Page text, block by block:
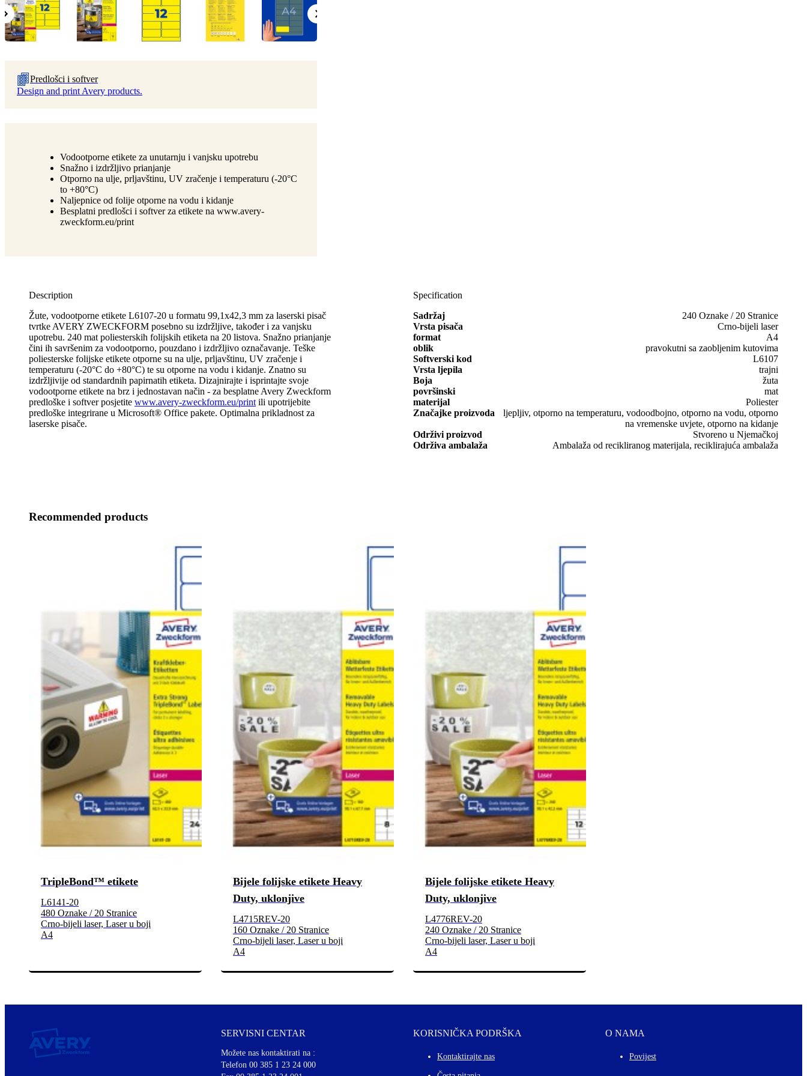
Predlošci i softver
Design and print Avery products.
Vodootporne etikete za unutarnju i vanjsku upotrebu
Snažno i izdržljivo prianjanje
Otporno na ulje, prljavštinu, UV zračenje i temperaturu (-20°C
to +80°C)
Naljepnice od folije otporne na vodu i kidanje
Besplatni predlošci i softver za etikete na www.avery-
zweckform.eu/print
Description
Žute, vodootporne etikete L6107-20 u formatu 99,1x42,3 mm za laserski pisač
tvrtke AVERY ZWECKFORM posebno su izdržljive, također i za vanjsku
upotrebu. 240 mat poliesterskih folijskih etiketa na 20 listova. Snažno prianjanje
čini ih savršenim za vodootporno, pouzdano i izdržljivo označavanje. Teške
poliesterske folijske etikete otporne su na ulje, prljavštinu, UV zračenje i
temperaturu (-20°C do +80°C) te su otporne na vodu i kidanje. Znatno su
izdržljivije od standardnih papirnatih etiketa. Dizajnirajte i isprintajte svoje
vodootporne etikete na brz i jednostavan način - za besplatne Avery Zweckform
predloške i softver posjetite www.avery-zweckform.eu/print ili upotrijebite
predloške integrirane u Microsoft® Office pakete. Optimalna prikladnost za
laserske pisače.
Specification
Sadržaj
240 Oznake / 20 Stranice
Vrsta pisača
Crno-bijeli laser
format
A4
oblik
pravokutni sa zaobljenim kutovima
Softverski kod
L6107
Vrsta ljepila
trajni
Boja
žuta
površinski
mat
materijal
Poliester
Značajke proizvoda
ljepljiv, otporno na temperaturu, vodoodbojno, otporno na vodu, otporno
na vremenske uvjete, otporno na kidanje
Održivi proizvod
Stvoreno u Njemačkoj
Održiva ambalaža
Ambalaža od recikliranog materijala, reciklirajuća ambalaža
Recommended products
TripleBond™ etikete
L6141-20
480 Oznake / 20 Stranice
Crno-bijeli laser, Laser u boji
A4
Bijele folijske etikete Heavy
Duty, uklonjive
L4715REV-20
160 Oznake / 20 Stranice
Crno-bijeli laser, Laser u boji
A4
Bijele folijske etikete Heavy
Duty, uklonjive
L4776REV-20
240 Oznake / 20 Stranice
Crno-bijeli laser, Laser u boji
A4
SERVISNI CENTAR
Možete nas kontaktirati na :
Telefon 00 385 1 23 24 000
KORISNIČKA PODRŠKA
Kontaktirajte nas
O NAMA
Povijest